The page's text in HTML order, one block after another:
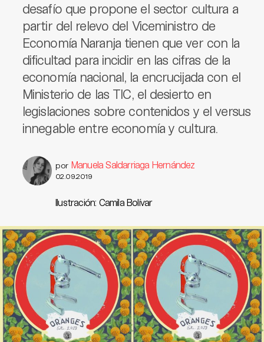
desafío que propone el sector cultura a
partir del relevo del Viceministro de
Economía Naranja tienen que ver con la
dificultad para incidir en las cifras de la
economía nacional, la encrucijada con el
Ministerio de las TIC, el desierto en
legislaciones sobre contenidos y el versus
innegable entre economía y cultura.
por Manuela Saldarriaga Hernández
02.09.2019
Ilustración: Camila Bolívar